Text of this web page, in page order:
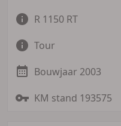
R 1150 RT
Tour
Bouwjaar 2003
KM stand 193575